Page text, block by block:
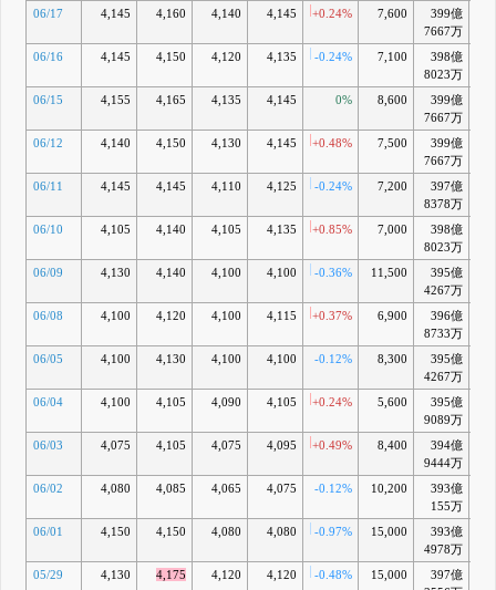
06/17 4,145 4,160 4,140 4,145 +0.24% 7,600
399億
7667万
06/16 4,145 4,150 4,120 4,135 -0.24% 7,100
398億
8023万
06/15 4,155 4,165 4,135 4,145 0% 8,600
399億
7667万
06/12 4,140 4,150 4,130 4,145 +0.48% 7,500
399億
7667万
06/11 4,145 4,145 4,110 4,125 -0.24% 7,200
397億
8378万
06/10 4,105 4,140 4,105 4,135 +0.85% 7,000
398億
8023万
06/09 4,130 4,140 4,100 4,100 -0.36% 11,500
395億
4267万
06/08 4,100 4,120 4,100 4,115 +0.37% 6,900
396億
8733万
06/05 4,100 4,130 4,100 4,100 -0.12% 8,300
395億
4267万
06/04 4,100 4,105 4,090 4,105 +0.24% 5,600
395億
9089万
06/03 4,075 4,105 4,075 4,095 +0.49% 8,400
394億
9444万
06/02 4,080 4,085 4,065 4,075 -0.12% 10,200
393億
155万
06/01 4,150 4,150 4,080 4,080 -0.97% 15,000
393億
4978万
05/29 4,130 4,175 4,120 4,120 -0.48% 15,000
397億